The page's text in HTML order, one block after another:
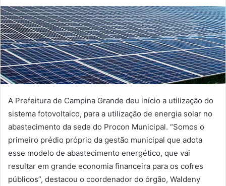
n
d
e
u
m
e
-
m
a
A Prefeitura de Campina Grande deu início a utilização do
sistema fotovoltaico, para a utilização de energia solar no
abastecimento da sede do Procon Municipal. “Somos o
primeiro prédio próprio da gestão municipal que adota
esse modelo de abastecimento energético, que vai
resultar em grande economia financeira para os cofres
públicos”, destacou o coordenador do órgão, Waldeny